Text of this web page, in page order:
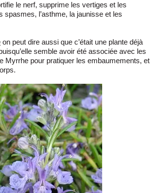
le nerf, supprime les vertiges et les
spasmes, l’asthme, la jaunisse et les
on peut dire aussi que c’était une plante déjà
semble avoir été associée avec les
Myrrhe pour pratiquer les embaumements, et